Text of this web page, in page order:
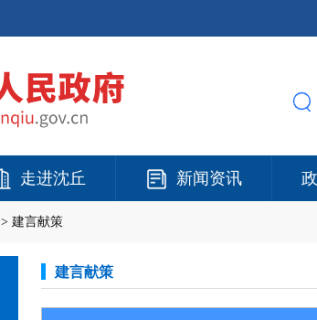
走进沈丘 新闻资讯
> 建言献策
建言献策